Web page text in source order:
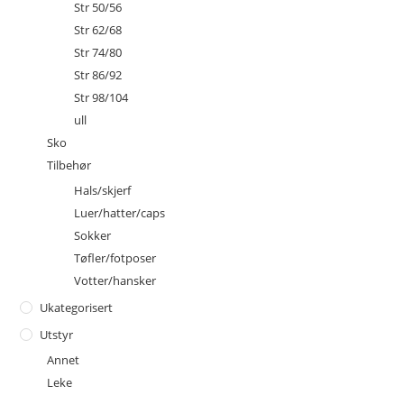
Str 50/56
Str 62/68
Str 74/80
Str 86/92
Str 98/104
ull
Sko
Tilbehør
Hals/skjerf
Luer/hatter/caps
Sokker
Tøfler/fotposer
Votter/hansker
Ukategorisert
Utstyr
Annet
Leke